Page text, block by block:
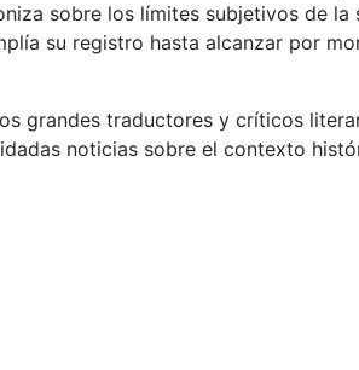
sobre los límites subjetivos de la
su registro hasta alcanzar por
grandes traductores y críticos
noticias sobre el contexto